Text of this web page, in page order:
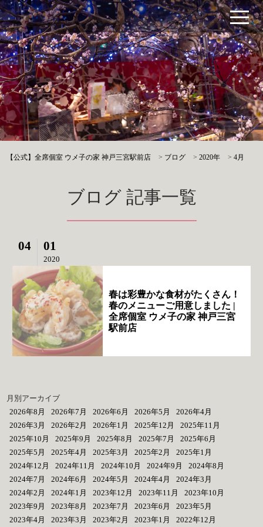
【公式】全席個室 ウメ子の家 神戸三宮駅前店 > ブログ >2020年 >4月
ブログ 記事一覧
04 01
2020
春は彩豊かな食材がたくさん！
春のメニューご用意しました |
全席個室 ウメ子の家 神戸三宮
駅前店
月別アーカイブ
2026年8月
2026年7月 2026年6月 2026年5月
2026年4月
2026年3月
2026年2月 2026年1月 2025年12月
2025年11月
2025年10月
2025年9月 2025年8月 2025年7月
2025年6月
2025年5月
2025年4月 2025年3月 2025年2月
2025年1月
2024年12月
2024年11月 2024年10月 2024年9月
2024年8月
2024年7月
2024年6月 2024年5月 2024年4月
2024年3月
2024年2月
2024年1月 2023年12月 2023年11月
2023年10月
2023年9月
2023年8月 2023年7月 2023年6月
2023年5月
2023年4月
2023年3月 2023年2月 2023年1月
2022年12月